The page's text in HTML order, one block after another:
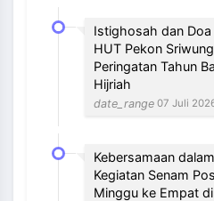
Istighosah dan
HUT Pekon
Peringatan Tahun
Hijriah
date_range 07 Juli
Kebersamaan
Kegiatan Senam
Minggu ke Empat